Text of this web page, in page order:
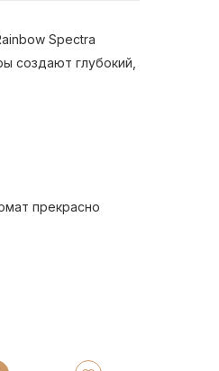
Spectra
создают глубокий,
прекрасно